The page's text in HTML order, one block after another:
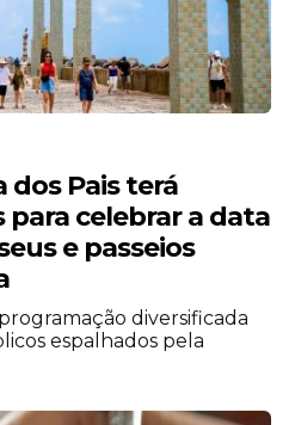
para 2026
e entidades
com
do
Princesas nas
o São João.
públicas
da folha
positivo no
em cidades do
dos Pais terá
celebrar a data
e passeios
diversificada
espalhados pela